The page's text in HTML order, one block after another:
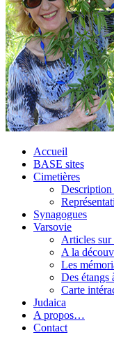
Accueil
BASE sites
Cimetières
Description
Synagogues
Varsovie
Articles sur
A la
Les
Des étangs
Carte
Judaica
A propos…
Contact